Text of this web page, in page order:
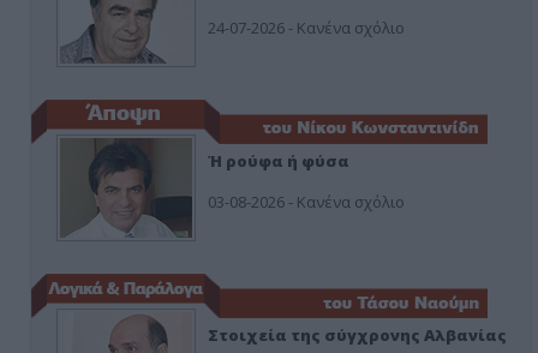
24-07-2026 - Κανένα σχόλιο
Ή ρούφα ή φύσα
03-08-2026 - Κανένα σχόλιο
Στοιχεία της σύγχρονης Αλβανίας